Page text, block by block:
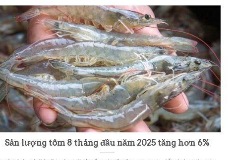
Sản lượng tôm 8 tháng đầu năm 2025 tăng hơn 6%